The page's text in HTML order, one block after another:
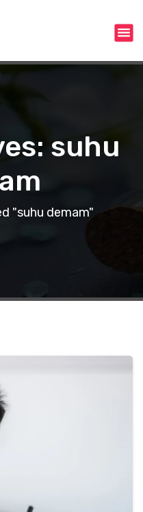
suhu
"suhu demam"